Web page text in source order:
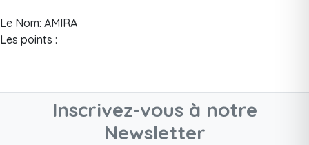
Le Nom: AMIRA
Les points :
Inscrivez-vous à notre
Newsletter